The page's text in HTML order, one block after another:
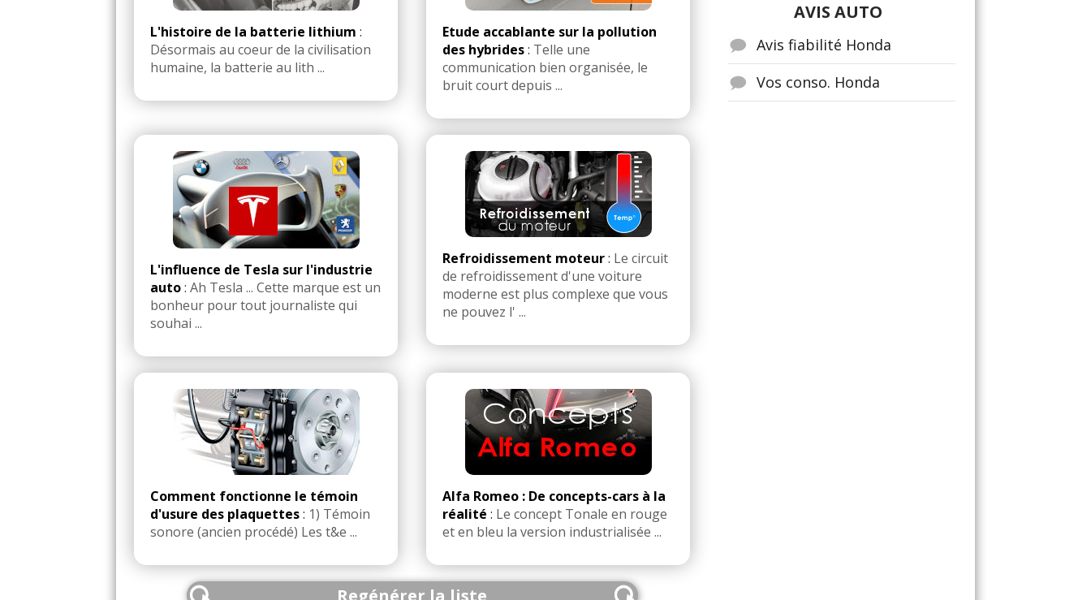
L'histoire de la batterie lithium :
Désormais au coeur de la civilisation
humaine, la batterie au lith ...
Etude accablante sur la pollution
des hybrides: Telle une
communication bien organisée, le
bruit court depuis ...
L'influence de Tesla sur l'industrie
auto: Ah Tesla ... Cette marque est un
bonheur pour tout journaliste qui
souhai ...
Refroidissement moteur: Le circuit
de refroidissement d'une voiture
moderne est plus complexe que vous
ne pouvez l' ...
Comment fonctionne le témoin
d'usure des plaquettes: 1) Témoin
sonore (ancien procédé) Les t&e ...
Alfa Romeo : De concepts-cars à la
réalité : Le concept Tonale en rouge
et en bleu la version industrialisée ...
Regénérer la liste
AVIS AUTO
Avis fiabilité Honda
Vos conso. Honda